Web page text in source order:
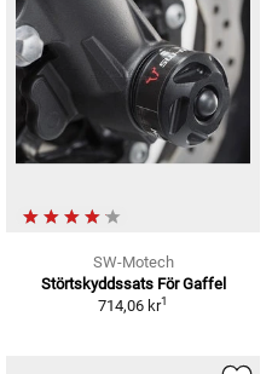
SW-Motech
Störtskyddssats För Gaffel
714,06 kr1